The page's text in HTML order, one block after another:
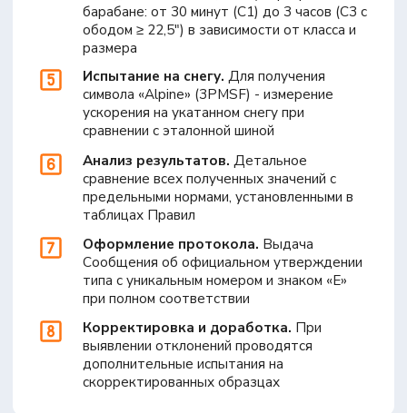
ООО «Тест-Драйв» 2024-2026. Все права защищены.
+7
Оставить заявку на
консультацию
Нажимая на кнопку, вы принимаетеполитику
конфиденциальности и даёте согласие на обработку
персональных данных